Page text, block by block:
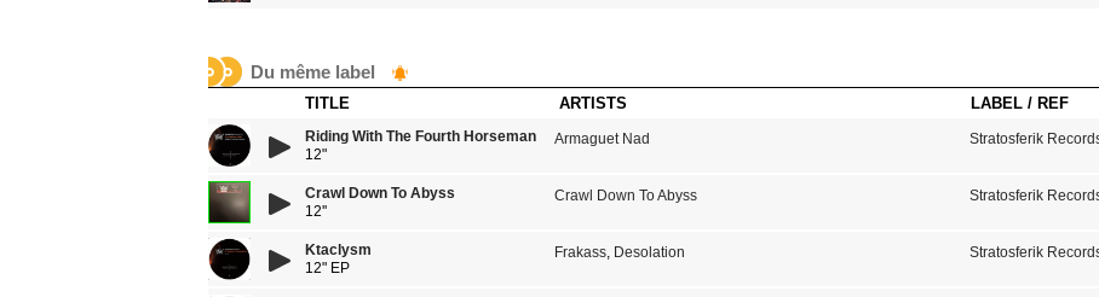
Du même label
TITLE ARTISTS LABEL / REF
Riding With The Fourth Horseman
12"
Armaguet Nad Stratosferik
Crawl Down To Abyss
12''
Crawl Down To Abyss Stratosferik
Ktaclysm
12" EP
Frakass, Desolation Stratosferik